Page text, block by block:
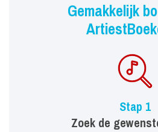
Gemakkelijk
Stap 1
Zoek de